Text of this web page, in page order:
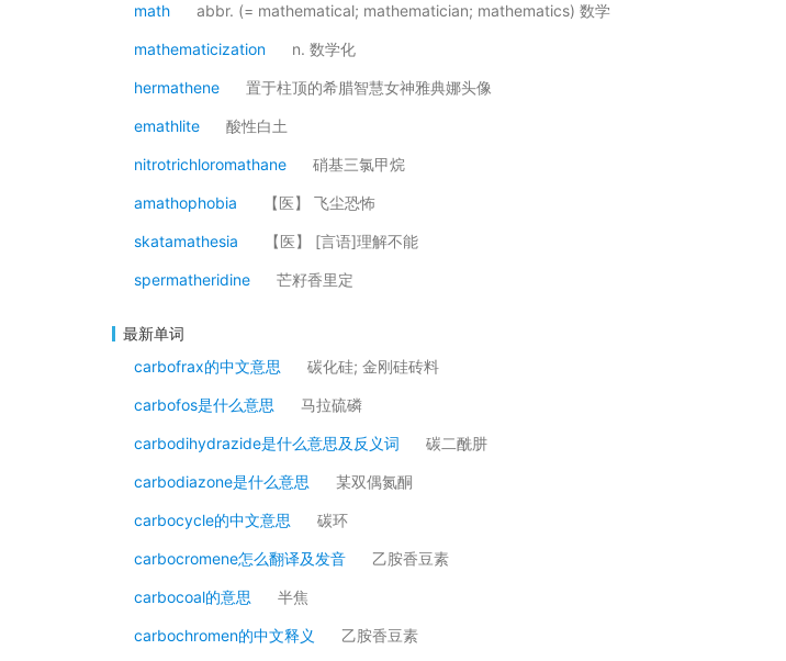
math abbr. (= mathematical; mathematician; mathematics) 数学
mathematicization n. 数学化
hermathene 置于柱顶的希腊智慧女神雅典娜头像
emathlite 酸性白土
nitrotrichloromathane 硝基三氯甲烷
amathophobia 【医】 飞尘恐怖
skatamathesia 【医】 [言语]理解不能
spermatheridine 芒籽香里定
最新单词
carbofrax的中文意思
碳化硅; 金刚硅砖料
carbofos是什么意思 马拉硫磷
carbodihydrazide是什么意思及反义词 碳二酰肼
carbodiazone是什么意思 某双偶氮酮
carbocycle的中文意思 碳环
carbocromene怎么翻译及发音 乙胺香豆素
carbocoal的意思 半焦
carbochromen的中文释义 乙胺香豆素